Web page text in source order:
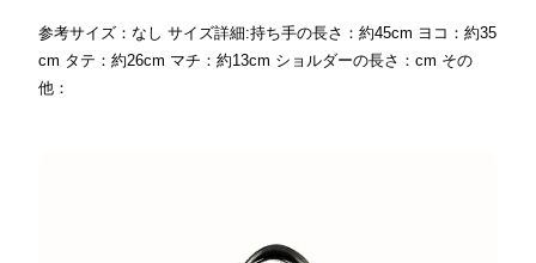
参考サイズ：なし サイズ詳細:持ち手の長さ：約45cm ヨコ：約35
cm タテ：約26cm マチ：約13cm ショルダーの長さ：cm その
他：